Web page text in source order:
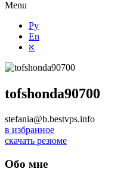
Menu
Ру
En
א
tofshonda90700
stefania@b.bestvps.info
в избранное
скачать резюме
Обо мне